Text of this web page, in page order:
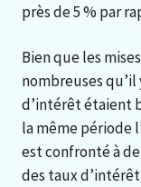
près de 5 % par
Bien que les
nombreuses
d’intérêt étaient
la même période
est confronté à
des taux